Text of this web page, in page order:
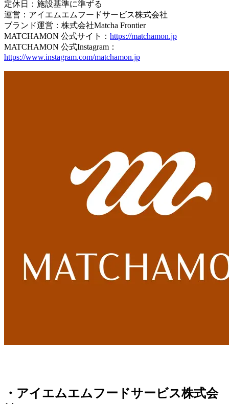
定休日：施設基準に準ずる
運営：アイエムエムフードサービス株式会社
ブランド運営：株式会社Matcha Frontier
MATCHAMON 公式サイト： https://matchamon.jp
MATCHAMON 公式Instagram：
https://www.instagram.com/matchamon.jp
・アイエムエムフードサービス株式会